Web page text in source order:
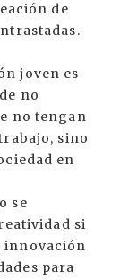
de
joven es
no
no tengan
sino
en
se
si
innovación
para